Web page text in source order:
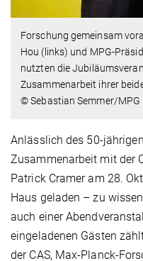
Forschung gemeinsam
Hou (links) und MPG-
nutzten die
Zusammenarbeit ihrer
© Sebastian Semmer/MPG
Anlässlich des 50-
Zusammenarbeit mit der
Patrick Cramer am 28.
Haus geladen – zu
auch einer
eingeladenen Gästen
der CAS, Max-Planck-